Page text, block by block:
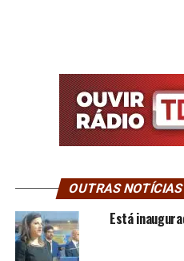
OUTRAS
Está